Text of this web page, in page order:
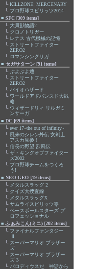
└ KILLZONE: MERCENARY
└ プロ野球スピリッツ2014
■SFC [309 items]
└ 大貝獣物語2
└ クロノトリガー
└ レナス 古代機械の記憶
└ ストリートファイター
ZERO2
└ ロマンシングサガ
■セガサターン [91 items]
└
ぷよぷよ通
└ ストリートファイター
ZERO2
└ バイオハザード
└ ワールドアドバンスド大戦
略
└ ウィザードリィ リルガミ
ンサーガ
■DC [69 items]
└ ever 17~the out of infinity~
└ 風来のシレン外伝 女剣士
アスカ見参！
└ 信長の野望 烈風伝
└ ザ・キングオブファイター
ズ2002
└ プロ野球チームをつくろ
う!
■NEO GEO [19 items]
└ メタルスラッグ 2
└ クイズ大捜査線
└ メタルスラッグX
└ サムライスピリッツ零
└ ベースボールスターズ プ
ロフェッショナル
■ふぁみこん(ミニ) [202 items]
└ ファイナルファンタジー
Ⅲ
└ スーパーマリオ ブラザー
ズ
└ スーパーマリオ ブラザー
ズ 3
└ パロディウスだ 神話から